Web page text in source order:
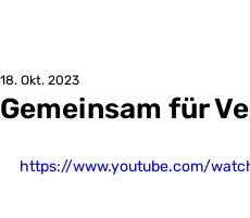
Gemeinsam für
18. Okt. 2023
https://www.youtube.com/